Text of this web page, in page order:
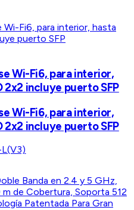
Wi-Fi6, para interior,
2x2 incluye puerto SFP
Wi-Fi6, para interior,
2x2 incluye puerto SFP